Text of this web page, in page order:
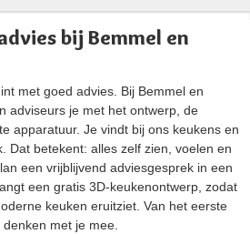
bij Bemmel en
met goed advies. Bij Bemmel en
adviseurs je met het ontwerp, de
apparatuur. Je vindt bij ons keukens en
Dat betekent: alles zelf zien, voelen en
een vrijblijvend adviesgesprek in een
een gratis 3D-keukenontwerp, zodat
keuken eruitziet. Van het eerste
met je mee.